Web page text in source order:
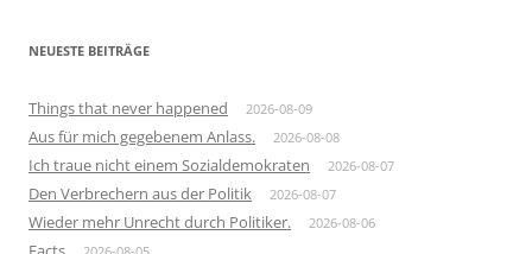
NEUESTE BEITRÄGE
Things that never happened 2026-08-09
Aus für mich gegebenem Anlass. 2026-08-08
Ich traue nicht einem Sozialdemokraten 2026-08-07
Den Verbrechern aus der Politik 2026-08-07
Wieder mehr Unrecht durch Politiker. 2026-08-06